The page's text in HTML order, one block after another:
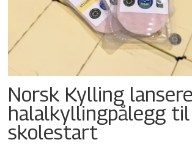
Norsk Kylling
halalkyllingpålegg til
skolestart